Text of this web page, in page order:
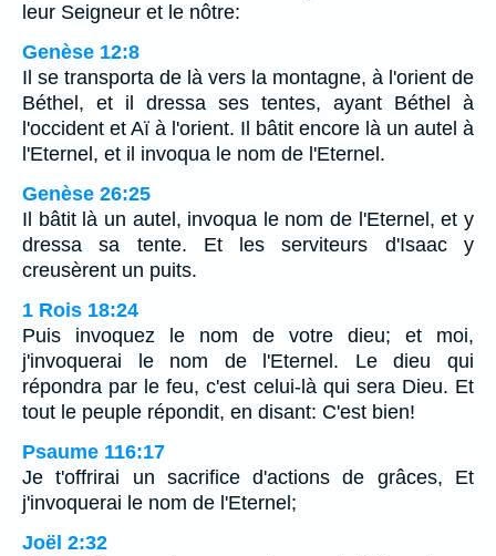
leur Seigneur et le nôtre:
Genèse 12:8
Il se transporta de là vers la montagne, à l'orient de
Béthel, et il dressa ses tentes, ayant Béthel à
l'occident et Aï à l'orient. Il bâtit encore là un autel à
l'Eternel, et il invoqua le nom de l'Eternel.
Genèse 26:25
Il bâtit là un autel, invoqua le nom de l'Eternel, et y
dressa sa tente. Et les serviteurs d'Isaac y
creusèrent un puits.
1 Rois 18:24
Puis invoquez le nom de votre dieu; et moi,
j'invoquerai le nom de l'Eternel. Le dieu qui
répondra par le feu, c'est celui-là qui sera Dieu. Et
tout le peuple répondit, en disant: C'est bien!
Psaume 116:17
Je t'offrirai un sacrifice d'actions de grâces, Et
j'invoquerai le nom de l'Eternel;
Joël 2:32